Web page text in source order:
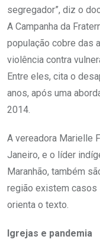
segregador”, diz o
A Campanha da
população cobre das
violência contra
Entre eles, cita o
anos, após uma
2014.
A vereadora Marielle
Janeiro, e o líder
Maranhão, também
região existem casos
orienta o texto.
Igrejas e pandemia